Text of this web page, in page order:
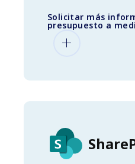
Solicitar más
presupuesto a